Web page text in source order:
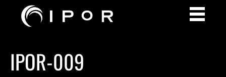
IPOR-009